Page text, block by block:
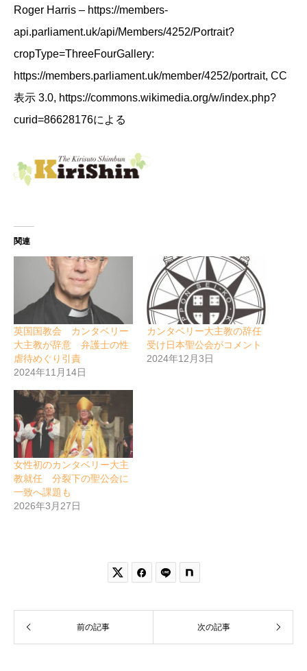
Roger Harris – https://members-
api.parliament.uk/api/Members/4252/Portrait?
cropType=ThreeFourGallery:
https://members.parliament.uk/member/4252/portrait, CC
表示 3.0, https://commons.wikimedia.org/w/index.php?
curid=86628176による
関連
英国国教会 カンタベリー
大主教が辞意 弁護士の性
虐待めぐり引責
2024年11月14日
カンタベリー大主教の辞任
受け日本聖公会がコメント
2024年12月3日
女性初のカンタベリー大主
教就任 分裂下の聖公会に
一致へ課題も
2026年3月27日
 
前の記事 次の記事